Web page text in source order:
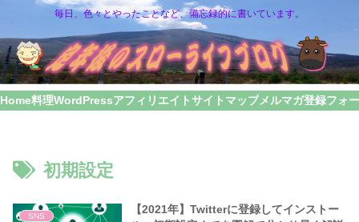
毎日、色々とやったことなど、備忘録的に書いています。
Home料理WordPressアフィリエイトサイトマップメルマガ登録フォ
初期設定
SNS
【2021年】Twitterに登録してインストー